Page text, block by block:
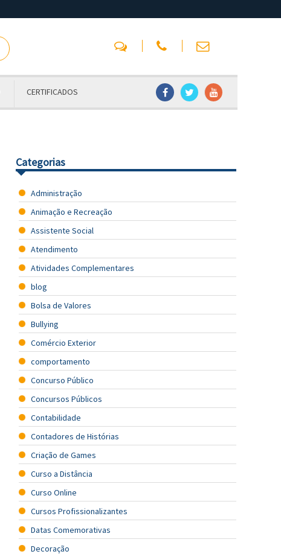
CERTIFICADOS
Categorias
Administração
Animação e Recreação
Assistente Social
Atendimento
Atividades Complementares
blog
Bolsa de Valores
Bullying
Comércio Exterior
comportamento
Concurso Público
Concursos Públicos
Contabilidade
Contadores de Histórias
Criação de Games
Curso a Distância
Curso Online
Cursos Profissionalizantes
Datas Comemorativas
Decoração